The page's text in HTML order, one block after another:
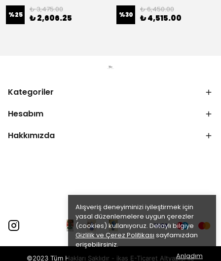
Alışveriş deneyiminizi iyileştirmek için
yasal düzenlemelere uygun çerezler
(cookies) kullanıyoruz. Detaylı bilgiye
Gizlilik ve Çerez Politikası sayfamızdan
erişebilirsiniz.
Anladım
%25
₺ 3,475.00
₺ 2,606.25 %30
₺ 6,450.00
₺ 4,515.00
Kategoriler
Hesabım
Hakkımızda
©2023 Tüm Hakları Saklıdır - ikas E-Ticaret Altyapısı ile